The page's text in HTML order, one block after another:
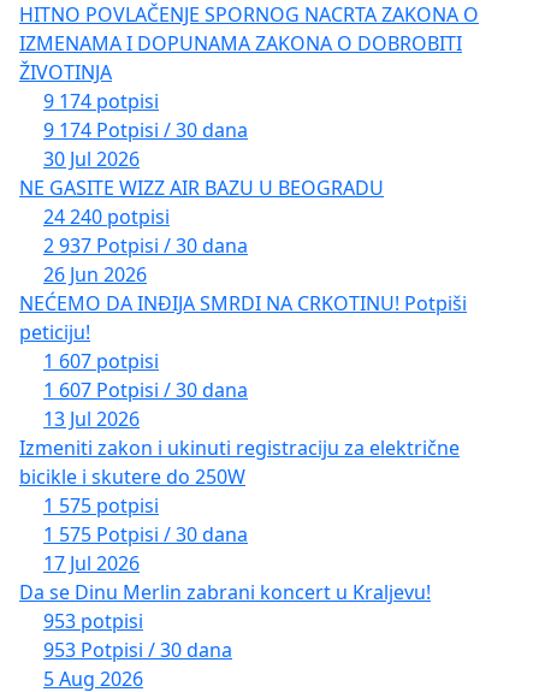
HITNO POVLAČENJE SPORNOG NACRTA ZAKONA O
IZMENAMA I DOPUNAMA ZAKONA O DOBROBITI
ŽIVOTINJA
9 174 potpisi
9 174 Potpisi / 30 dana
30 Jul 2026
NE GASITE WIZZ AIR BAZU U BEOGRADU
24 240 potpisi
2 937 Potpisi / 30 dana
26 Jun 2026
NEĆEMO DA INĐIJA SMRDI NA CRKOTINU! Potpiši
peticiju!
1 607 potpisi
1 607 Potpisi / 30 dana
13 Jul 2026
Izmeniti zakon i ukinuti registraciju za električne
bicikle i skutere do 250W
1 575 potpisi
1 575 Potpisi / 30 dana
17 Jul 2026
Da se Dinu Merlin zabrani koncert u Kraljevu!
953 potpisi
953 Potpisi / 30 dana
5 Aug 2026